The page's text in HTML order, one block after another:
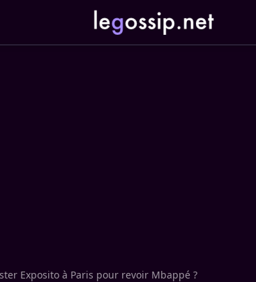
Exposito à Paris pour revoir Mbappé ?